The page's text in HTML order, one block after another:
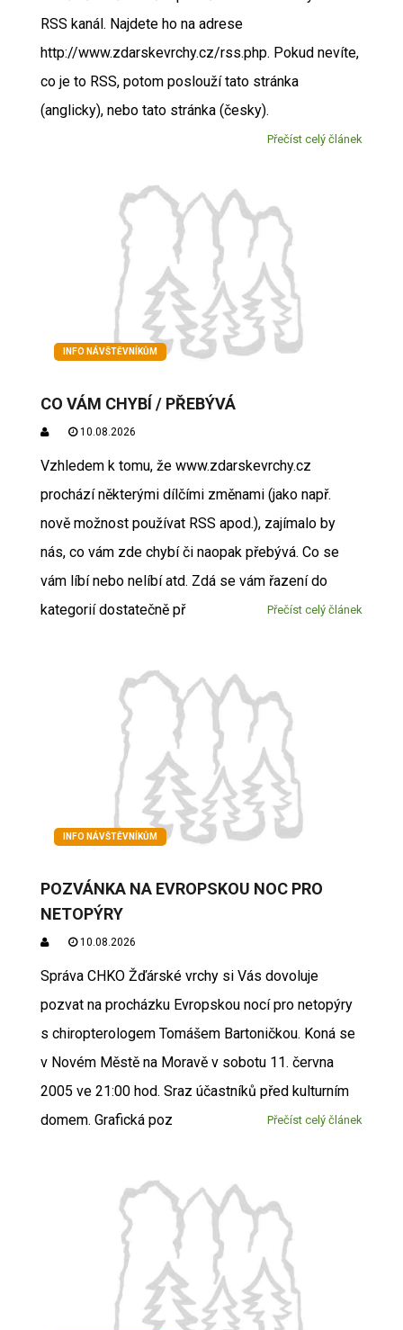
RSS kanál. Najdete ho na adrese
http://www.zdarskevrchy.cz/rss.php. Pokud nevíte,
co je to RSS, potom poslouží tato stránka
(anglicky), nebo tato stránka (česky).
Přečíst celý článek
INFO NÁVŠTĚVNÍKŮM
CO VÁM CHYBÍ / PŘEBÝVÁ
10.08.2026
Vzhledem k tomu, že www.zdarskevrchy.cz
prochází některými dílčími změnami (jako např.
nově možnost používat RSS apod.), zajímalo by
nás, co vám zde chybí či naopak přebývá. Co se
vám líbí nebo nelíbí atd. Zdá se vám řazení do
kategorií dostatečně př
Přečíst celý článek
INFO NÁVŠTĚVNÍKŮM
POZVÁNKA NA EVROPSKOU NOC PRO
NETOPÝRY
10.08.2026
Správa CHKO Žďárské vrchy si Vás dovoluje
pozvat na procházku Evropskou nocí pro netopýry
s chiropterologem Tomášem Bartoničkou. Koná se
v Novém Městě na Moravě v sobotu 11. června
2005 ve 21:00 hod. Sraz účastníků před kulturním
domem. Grafická poz
Přečíst celý článek